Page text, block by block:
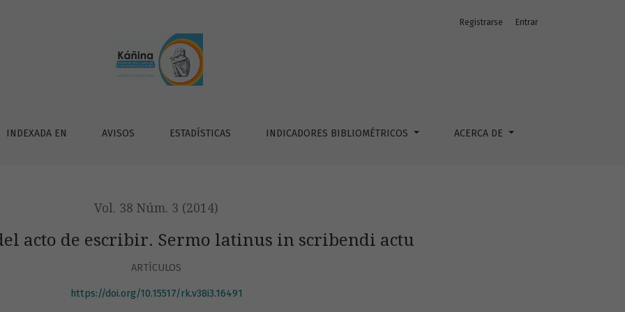
in scribendi actu
INDEXADA EN AVISOS ESTADÍSTICAS INDICADORES BIBLIOMÉTRICOS ACERCA DE
Registrarse Entrar
Vol. 38 Núm. 3 (2014)
acto de escribir. Sermo latinus in scribendi actu
ARTÍCULOS
https://doi.org/10.15517/rk.v38i3.16491